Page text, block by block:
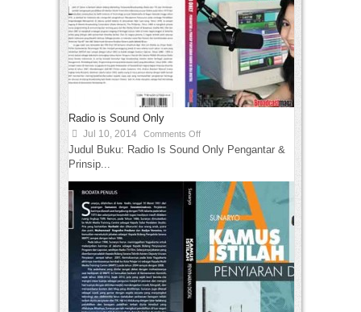
Radio is Sound Only
Jul 10, 2014 Comments Off
Judul Buku: Radio Is Sound Only Pengantar &
Prinsip...